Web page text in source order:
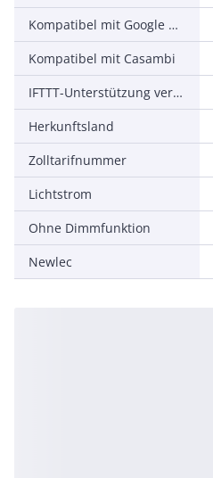
Kompatibel mit Google Assistant
Kompatibel mit Casambi
IFTTT-Unterstützung verfügbar
Herkunftsland
Zolltarifnummer
Lichtstrom
Ohne Dimmfunktion
Newlec